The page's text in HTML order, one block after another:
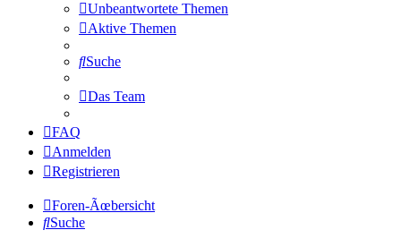
Unbeantwortete Themen
Aktive Themen
Suche
Das Team
FAQ
Anmelden
Registrieren
Foren-Ãœbersicht
Suche